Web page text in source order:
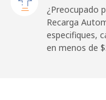
¿Preocupado
Recarga
especifiques,
en menos de